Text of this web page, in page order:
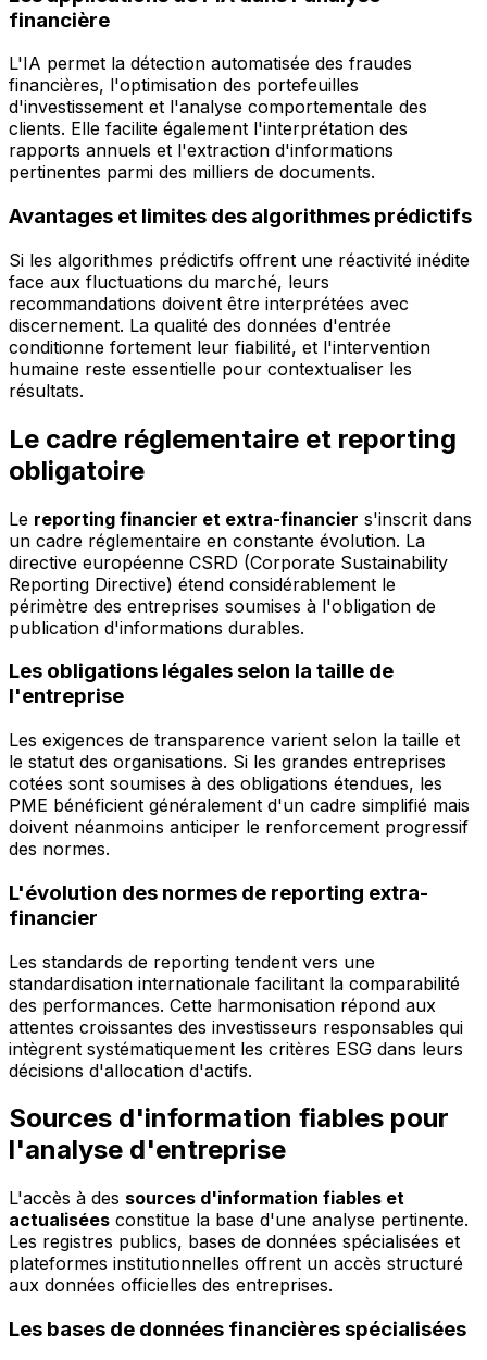
financière
L'IA permet la détection automatisée des fraudes
financières, l'optimisation des portefeuilles
d'investissement et l'analyse comportementale des
clients. Elle facilite également l'interprétation des
rapports annuels et l'extraction d'informations
pertinentes parmi des milliers de documents.
Avantages et limites des algorithmes prédictifs
Si les algorithmes prédictifs offrent une réactivité inédite
face aux fluctuations du marché, leurs
recommandations doivent être interprétées avec
discernement. La qualité des données d'entrée
conditionne fortement leur fiabilité, et l'intervention
humaine reste essentielle pour contextualiser les
résultats.
Le cadre réglementaire et reporting
obligatoire
Le reporting financier et extra-financier s'inscrit dans
un cadre réglementaire en constante évolution. La
directive européenne CSRD (Corporate Sustainability
Reporting Directive) étend considérablement le
périmètre des entreprises soumises à l'obligation de
publication d'informations durables.
Les obligations légales selon la taille de
l'entreprise
Les exigences de transparence varient selon la taille et
le statut des organisations. Si les grandes entreprises
cotées sont soumises à des obligations étendues, les
PME bénéficient généralement d'un cadre simplifié mais
doivent néanmoins anticiper le renforcement progressif
des normes.
L'évolution des normes de reporting extra-
financier
Les standards de reporting tendent vers une
standardisation internationale facilitant la comparabilité
des performances. Cette harmonisation répond aux
attentes croissantes des investisseurs responsables qui
intègrent systématiquement les critères ESG dans leurs
décisions d'allocation d'actifs.
Sources d'information fiables pour
l'analyse d'entreprise
L'accès à des sources d'information fiables et
actualisées constitue la base d'une analyse pertinente.
Les registres publics, bases de données spécialisées et
plateformes institutionnelles offrent un accès structuré
aux données officielles des entreprises.
Les bases de données financières spécialisées